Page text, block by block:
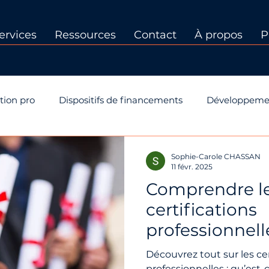
Ressources Contact À propos
pro Dispositifs de financements
Dispositifs de formation
Comprendre
certifications
sur les titres
Découvrez tout sur les
Sophie-Carole CHASSAN
11 févr. 2025